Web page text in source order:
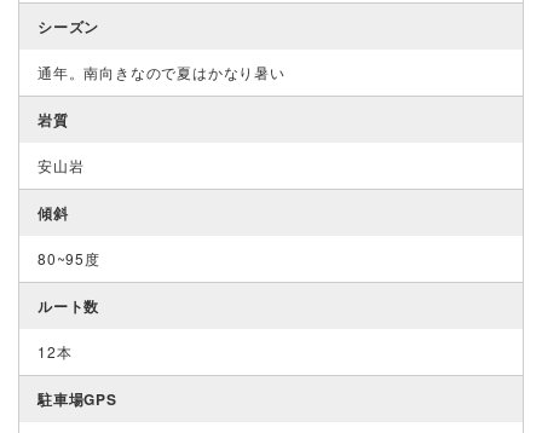
シーズン
通年。南向きなので夏はかなり暑い
岩質
安山岩
傾斜
80~95度
ルート数
12本
駐車場GPS